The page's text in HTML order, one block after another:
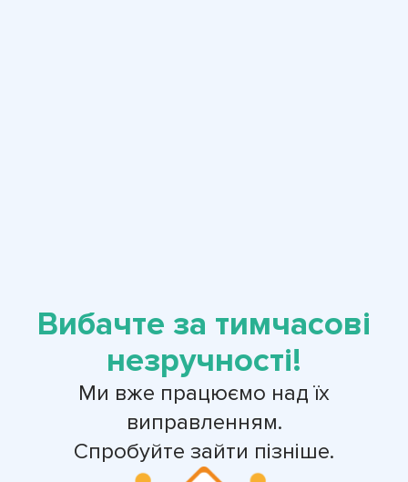
Вибачте за тимчасові
незручності!
Ми вже працюємо над їх
виправленням.
Спробуйте зайти пізніше.